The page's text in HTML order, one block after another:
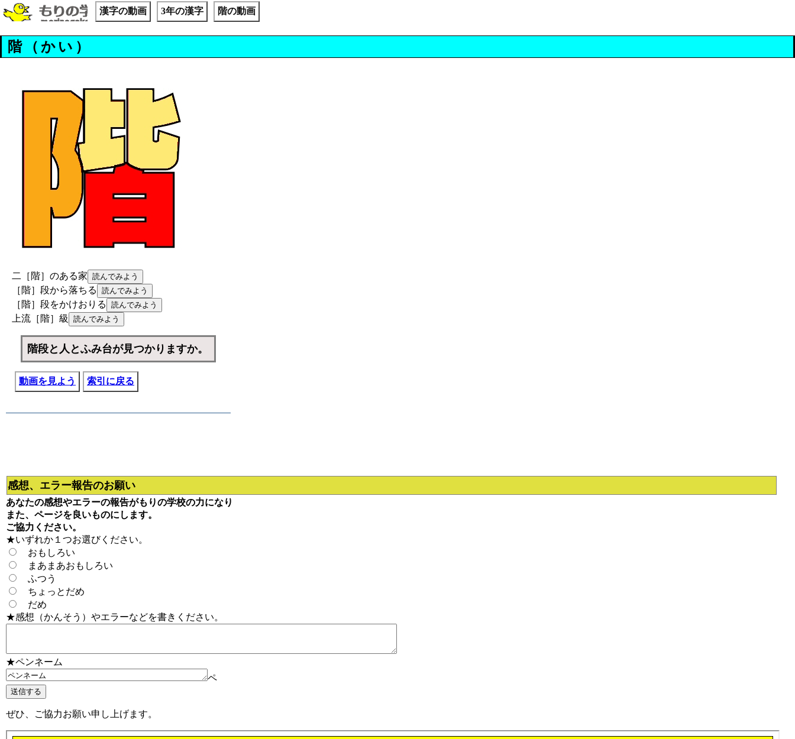
漢字の動画 3年の漢字 階の動画
階（かい）
二［階］のある家
［階］段から落ちる
［階］段をかけおりる
上流［階］級
階段と人とふみ台が見つかりますか。
動画を見よう 索引に戻る
感想、エラー報告のお願い
あなたの感想やエラーの報告がもりの学校の力になり
また、ページを良いものにします。
ご協力ください。
★いずれか１つお選びください。
おもしろい
まあまあおもしろい
ふつう
ちょっとだめ
だめ
★感想（かんそう）やエラーなどを書きください。
★ペンネーム
ペ
ぜひ、ご協力お願い申し上げます。